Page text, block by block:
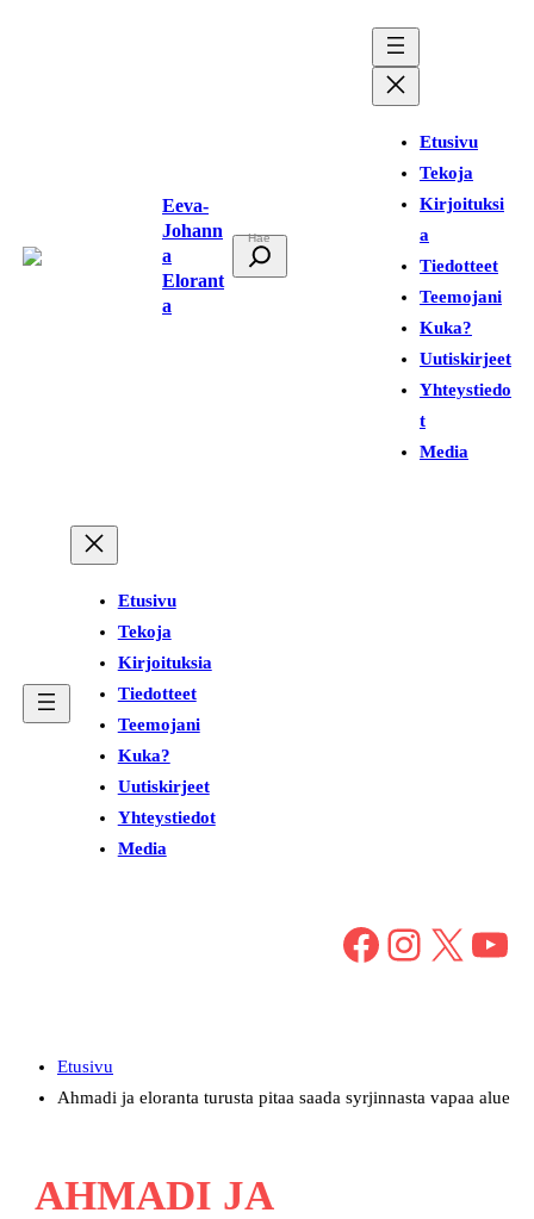
Eeva-
Johann
a
Elorant
a
t
Etusivu
Tekoja
Kirjoituksi
a
Tiedotteet
Teemojani
Kuka?
Uutiskirjeet
Yhteystiedo
t
Media
Etusivu
Tekoja
Kirjoituksia
Tiedotteet
Teemojani
Kuka?
Uutiskirjeet
Yhteystiedot
Media
Facebook Instagram X YouTube
Etusivu
Ahmadi ja eloranta turusta pitaa saada syrjinnasta vapaa alue
AHMADI JA